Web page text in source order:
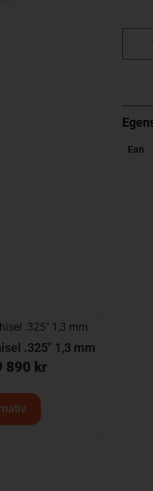
Ean
.325″ 1,3 mm
890 kr